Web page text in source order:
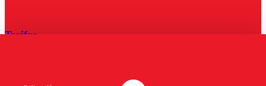
Tarifas